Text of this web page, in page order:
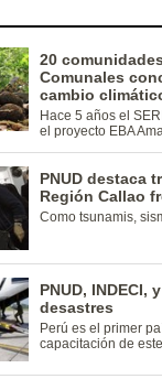
20
Comunales
cambio
Hace 5 años el
el proyecto EBA
PNUD destaca
Región Callao
Como tsunamis,
PNUD, INDECI,
desastres
Perú es el primer
capacitación de